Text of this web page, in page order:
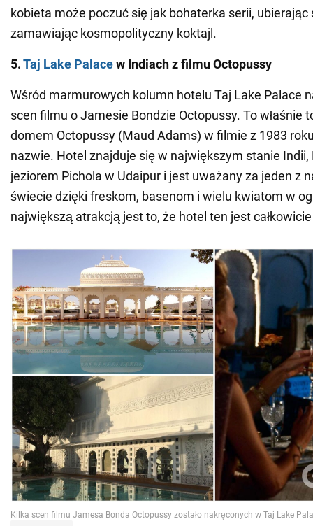
kobieta może poczuć się jak bohaterka serii, ubierając
zamawiając kosmopolityczny koktajl.
5.Taj Lake Palacew Indiach z filmu Octopussy
Wśród marmurowych kolumn hotelu Taj Lake Palace
scen filmu o Jamesie Bondzie Octopussy. To właśnie
domem Octopussy (Maud Adams) w filmie z 1983
nazwie. Hotel znajduje się w największym stanie Indii,
jeziorem Pichola w Udaipur i jest uważany za jeden z
świecie dzięki freskom, basenom i wielu kwiatom w
największą atrakcją jest to, że hotel ten jest